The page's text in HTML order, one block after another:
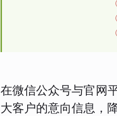
在微信公众号与官网
大客户的意向信息，